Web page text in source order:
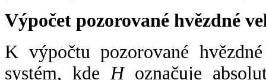
Výpočet pozorované hvězdné
K výpočtu pozorované
systém, kde Hoznačuje